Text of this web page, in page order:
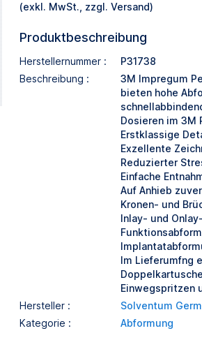
(exkl. MwSt., zzgl. Versand)
Produktbeschreibung
Herstellernummer :
P31738
Beschreibung :
3M Impregum
bieten hohe
Dosieren im 3M
Erstklassige
Exzellente
Reduzierter
Einfache
Auf Anhieb
Kronen- und
Inlay- und
Im Lieferumfng
Einwegspritzen
Hersteller :
Solventum
Kategorie :
Abformung